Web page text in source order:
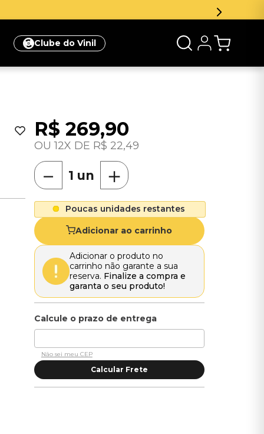
Inscreva-se na
Clube do Vinil
R$ 269,90
12 R$ 22,49
＋
－
Poucas unidades restantes
Adicionar ao carrinho
Adicionar o produto no
carrinho não garante a sua
reserva. Finalize a compra e
garanta o seu produto!
Não sei meu CEP